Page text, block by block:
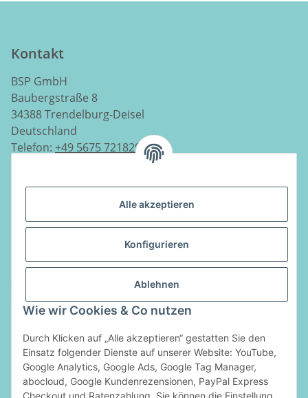
Alle akzeptieren
Konfigurieren
Ablehnen
Wie wir Cookies & Co nutzen
Durch Klicken auf „Alle akzeptieren“ gestatten Sie den
Einsatz folgender Dienste auf unserer Website: YouTube,
Google Analytics, Google Ads, Google Tag Manager,
abocloud, Google Kundenrezensionen, PayPal Express
Checkout und Ratenzahlung. Sie können die Einstellung
Kontakt
BSP GmbH
Baubergstraße 8
34388 Trendelburg-Deisel
Deutschland
Telefon: +49 5675 7218290
Informationen
Gesetzliche Informationen
Zahlungsarten